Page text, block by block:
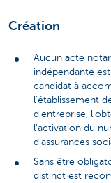
Création
Aucun acte
indépendante
candidat à
l'établissement
d'entreprise,
l'activation du
d'assurances
Sans être
distinct est